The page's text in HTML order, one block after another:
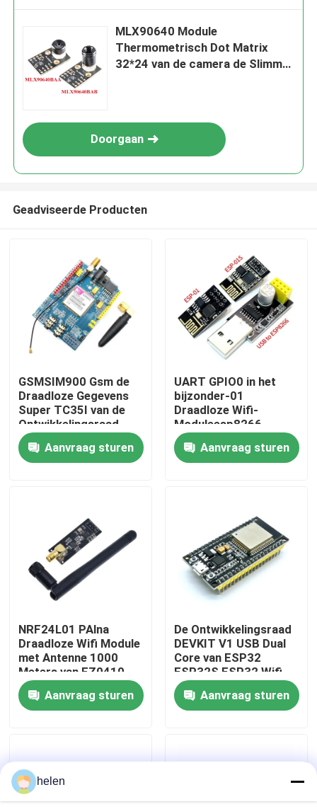
INZENDEN
Thuis
Producten
Fabriekstour
Kwaliteitscontrole
Neem contact met ons op
Nieuws
Gevallen
Versterkerbordmodule
MLX90640 Module
Thermometrisch Dot Matrix
32*24 van de camera de Slimme
Doorgaan
Geadviseerde Producten
GSMSIM900 Gsm de
Draadloze Gegevens
Super TC35I van de
Ontwikkelingsraad
GPRS SMS
Aanvraag sturen
UART GPIO0 in het
bijzonder-01
Draadloze Wifi-
Moduleesp8266
CH340G Esp01
Programmeur Adapter
Aanvraag sturen
NRF24L01 PAlna
Draadloze Wifi Module
met Antenne 1000
Meters van FZ0410
Aanvraag sturen
De Ontwikkelingsraad
DEVKIT V1 USB Dual
Core van ESP32
ESP32S ESP32 Wifi
Aanvraag sturen
helen